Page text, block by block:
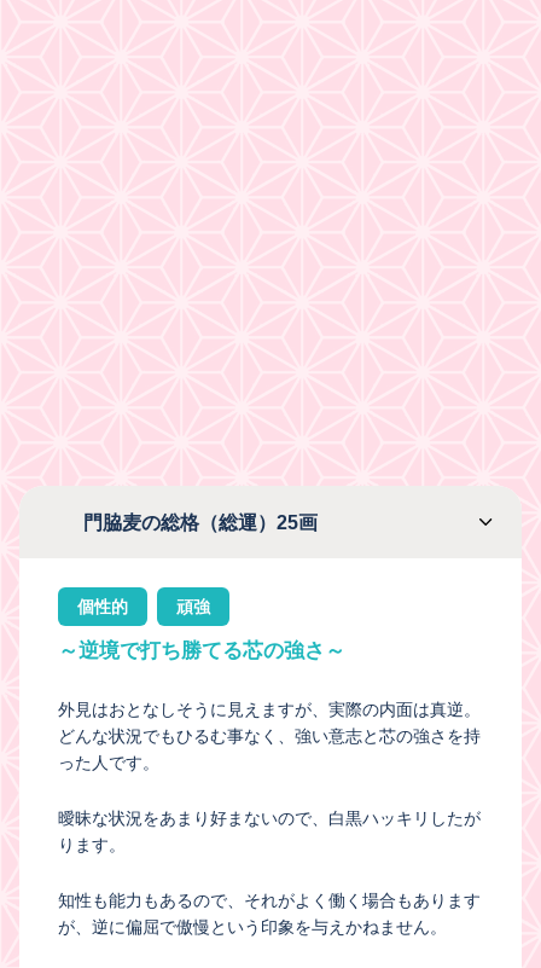
門脇麦の総格（総運）25画
個性的 頑強
～逆境で打ち勝てる芯の強さ～
外見はおとなしそうに見えますが、実際の内面は真逆。
どんな状況でもひるむ事なく、強い意志と芯の強さを持
った人です。
曖昧な状況をあまり好まないので、白黒ハッキリしたが
ります。
知性も能力もあるので、それがよく働く場合もあります
が、逆に偏屈で傲慢という印象を与えかねません。